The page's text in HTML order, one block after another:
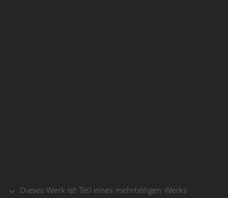
Dieses Werk ist Teil eines mehrteiligen Werks